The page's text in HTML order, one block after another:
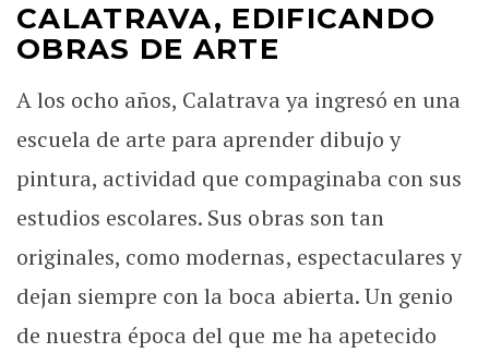
CALATRAVA, EDIFICANDO
OBRAS DE ARTE
A los ocho años, Calatrava ya ingresó en una
escuela de arte para aprender dibujo y
pintura, actividad que compaginaba con sus
estudios escolares. Sus obras son tan
originales, como modernas, espectaculares y
dejan siempre con la boca abierta. Un genio
de nuestra época del que me ha apetecido